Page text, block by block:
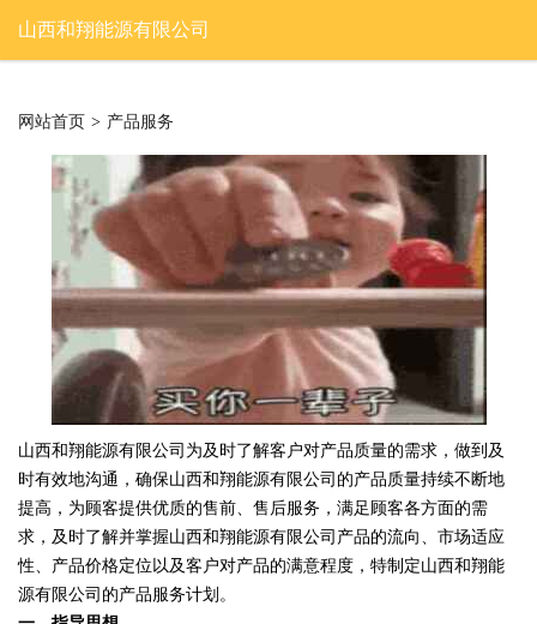
山西和翔能源有限公司
网站首页 > 产品服务
山西和翔能源有限公司为及时了解客户对产品质量的需求，做到及
时有效地沟通，确保山西和翔能源有限公司的产品质量持续不断地
提高，为顾客提供优质的售前、售后服务，满足顾客各方面的需
求，及时了解并掌握山西和翔能源有限公司产品的流向、市场适应
性、产品价格定位以及客户对产品的满意程度，特制定山西和翔能
源有限公司的产品服务计划。